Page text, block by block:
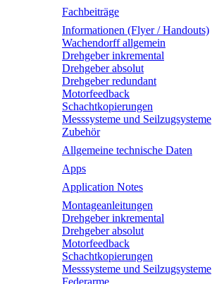
Fachbeiträge
Informationen (Flyer / Handouts)
Wachendorff allgemein
Drehgeber inkremental
Drehgeber absolut
Drehgeber redundant
Motorfeedback
Schachtkopierungen
Messsysteme und Seilzugsysteme
Zubehör
Allgemeine technische Daten
Apps
Application Notes
Montageanleitungen
Drehgeber inkremental
Drehgeber absolut
Motorfeedback
Schachtkopierungen
Messsysteme und Seilzugsysteme
Federarme